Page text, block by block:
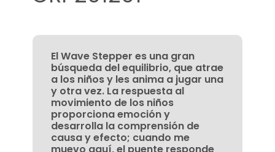
El Wave Stepper es una gran
búsqueda del equilibrio, que atrae
a los niños y les anima a jugar una
y otra vez. La respuesta al
movimiento de los niños
proporciona emoción y
desarrolla la comprensión de
causa y efecto; cuando me